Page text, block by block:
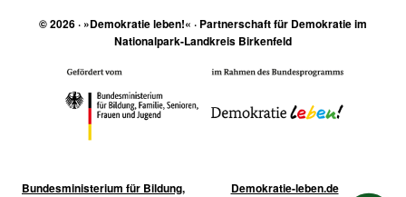
© 2026 · »Demokratie leben!« · Partnerschaft für Demokratie im
Nationalpark-Landkreis Birkenfeld
Bundesministerium für Bildung,
Demokratie-leben.de